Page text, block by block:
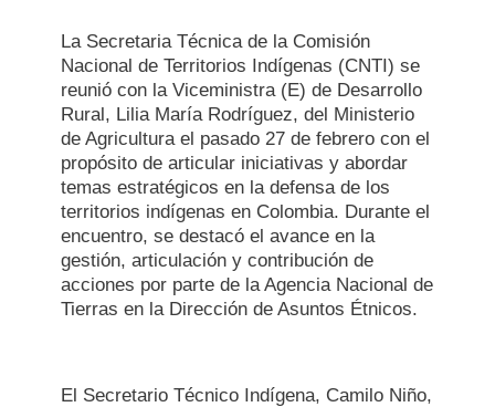
La Secretaria Técnica de la Comisión
Nacional de Territorios Indígenas (CNTI) se
reunió con la Viceministra (E) de Desarrollo
Rural, Lilia María Rodríguez, del Ministerio
de Agricultura el pasado 27 de febrero con el
propósito de articular iniciativas y abordar
temas estratégicos en la defensa de los
territorios indígenas en Colombia. Durante el
encuentro, se destacó el avance en la
gestión, articulación y contribución de
acciones por parte de la Agencia Nacional de
Tierras en la Dirección de Asuntos Étnicos.
El Secretario Técnico Indígena, Camilo Niño,